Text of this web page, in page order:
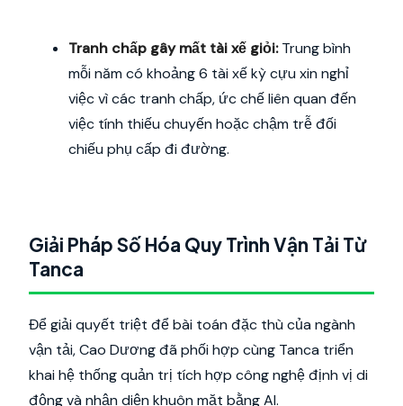
Tranh chấp gây mất tài xế giỏi:Trung bình
mỗi năm có khoảng 6 tài xế kỳ cựu xin nghỉ
việc vì các tranh chấp, ức chế liên quan đến
việc tính thiếu chuyến hoặc chậm trễ đối
chiếu phụ cấp đi đường.
Giải Pháp Số Hóa Quy Trình Vận Tải Từ
Tanca
Để giải quyết triệt để bài toán đặc thù của ngành
vận tải, Cao Dương đã phối hợp cùng Tanca triển
khai hệ thống quản trị tích hợp công nghệ định vị di
động và nhận diện khuôn mặt bằng AI.